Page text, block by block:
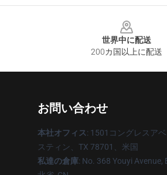
世界中に配送
200カ国以上に配送
お問い合わせ
本社オフィス: 1501コングレスア
スティン、TX 78701、米国
私達の倉庫: No. 368 Youyi Avenue,